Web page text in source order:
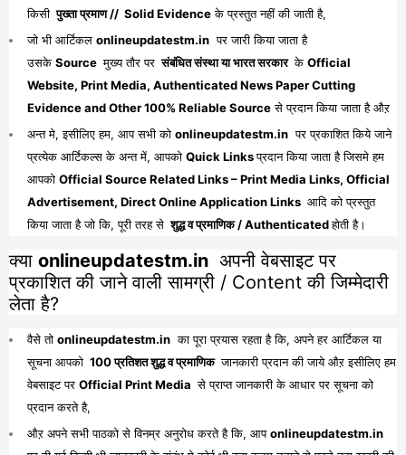
किसी पुख्ता प्रमाण // Solid Evidenceके प्रस्तुत नहीं की जाती है,
जो भी आर्टिकल onlineupdatestm.in पर जारी किया जाता है
उसके Source मुख्य तौर पर संबंधित संस्था या भारत सरकार के Official
Website, Print Media, Authenticated News Paper Cutting
Evidence and Other 100% Reliable Sourceसे प्रदान किया जाता है औऱ
अन्त मे, इसीलिए हम, आप सभी को onlineupdatestm.in पर प्रकाशित किये जाने
प्रत्येक आर्टिकल्स के अन्त में, आपको Quick Linksप्रदान किया जाता है जिसमे हम
आपको Official Source Related Links – Print Media Links, Official
Advertisement, Direct Online Application Links आदि को प्रस्तुत
किया जाता है जो कि, पूरी तरह से शुद्ध व प्रमाणिक / Authenticatedहोती है।
क्या onlineupdatestm.in अपनी वेबसाइट पर
प्रकाशित की जाने वाली सामग्री / Content की जिम्मेदारी
लेता है?
वैसे तो onlineupdatestm.in का पूरा प्रयास रहता है कि, अपने हर आर्टिकल या
सूचना आपको 100 प्रतिशत शुद्ध व प्रमाणिक जानकारी प्रदान की जाये औऱ इसीलिए हम
वेबसाइट पर Official Print Media से प्राप्त जानकारी के आधार पर सूचना को
प्रदान करते है,
औऱ अपने सभी पाठको से विनम्र अनुरोध करते है कि, आपonlineupdatestm.in